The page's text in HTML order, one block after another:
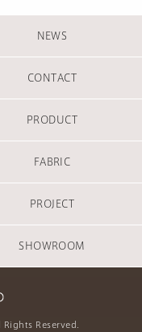
NEWS
CONTACT
PRODUCT
FABRIC
PROJECT
SHOWROOM
Reserved.